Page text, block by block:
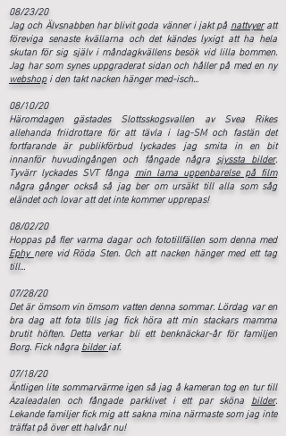
08/23/20
Jag och Älvsnabben har blivit goda vänner i jakt på nattvyeratt
föreviga senaste kvällarna och det kändes lyxigt att ha hela
skutan för sig själv i måndagkvällens besök vid lilla bommen.
Jag har som synes uppgraderat sidan och håller på med en ny
webshopi den takt nacken hänger med-isch...
08/10/20
Häromdagen gästades Slottsskogsvallen av Svea Rikes
allehanda friidrottare för att tävla i lag-SM och fastän det
fortfarande är publikförbud lyckades jag smita in en bit
innanför huvudingången och fångade några sjyssta bilder.
Tyvärr lyckades SVT fånga min lama uppenbarelse på film
några gånger också så jag ber om ursäkt till alla som såg
eländet och lovar att det inte kommer upprepas!
08/02/20
Hoppas på fler varma dagar och fototillfällen som denna med
Ephy nere vid Röda Sten. Och att nacken hänger med ett tag
till...
07/28/20
Det är ömsom vin ömsom vatten denna sommar. Lördag var en
bra dag att fota tills jag fick höra att min stackars mamma
brutit höften. Detta verkar bli ett benknäckar-år för familjen
Borg. Fick någrabilderiaf.
07/18/20
Äntligen lite sommarvärme igen så jag å kameran tog en tur till
Azaleadalen och fångade parklivet i ett par sköna bilder.
Lekande familjer fick mig att sakna mina närmaste som jag inte
träffat på över ett halvår nu!